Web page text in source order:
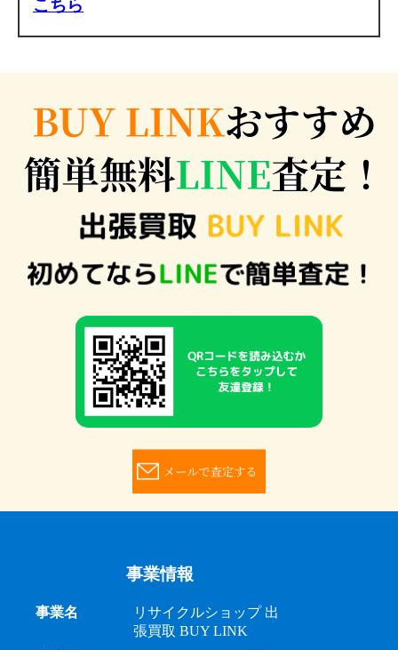
こちら
事業情報
事業名
リサイクルショップ 出
張買取 BUY LINK